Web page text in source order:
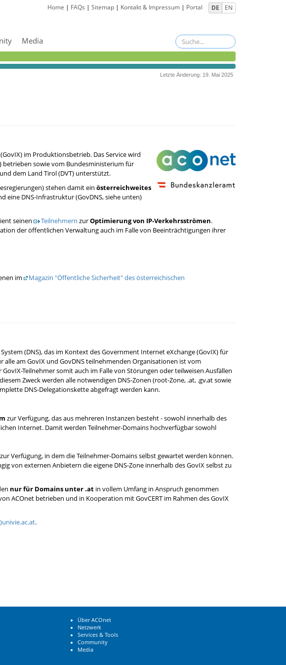
Home | FAQs | Sitemap | Kontakt & Impressum | Portal DE EN
Media
Letzte Änderung: 19. Mai 2025
im Produktionsbetrieb. Das Service wird
betrieben sowie vom Bundesministerium für
dem Land Tirol (DVT) unterstützt.
stehen damit ein österreichweites
eine DNS-Infrastruktur (GovDNS, siehe unten)
seinen
Teilnehmern zurOptimierung von IP-Verkehrsströmen.
der öffentlichen Verwaltung auch im Falle von Beeinträchtigungen ihrer
im
Magazin "Öffentliche Sicherheit" des österreichischen
(DNS), das im Kontext des Government Internet eXchange (GovIX) für
am GovIX und GovDNS teilnehmenden Organisationen ist vom
Teilnehmer somit auch im Falle von Störungen oder teilweisen Ausfällen
Zweck werden alle notwendigen DNS-Zonen (root-Zone, .at, .gv.at sowie
DNS-Delegationskette abgefragt werden kann.
zur Verfügung, das aus mehreren Instanzen besteht - sowohl innerhalb des
Internet. Damit werden Teilnehmer-Domains hochverfügbar sowohl
Verfügung, in dem die Teilnehmer-Domains selbst gewartet werden können.
von externen Anbietern die eigene DNS-Zone innerhalb des GovIX selbst zu
nur für Domains unter .atin vollem Umfang in Anspruch genommen
ACOnet betrieben und in Kooperation mit GovCERT im Rahmen des GovIX
.
Über ACOnet
Netzwerk
Services & Tools
Community
Media